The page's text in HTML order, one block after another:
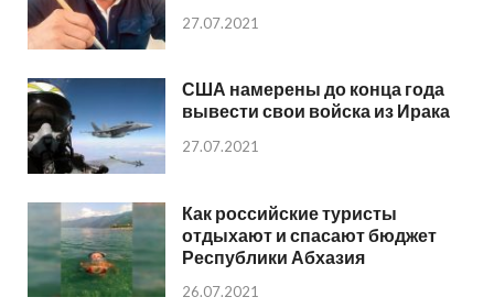
27.07.2021
США намерены до конца года
вывести свои войска из Ирака
27.07.2021
Как российские туристы
отдыхают и спасают бюджет
Республики Абхазия
26.07.2021